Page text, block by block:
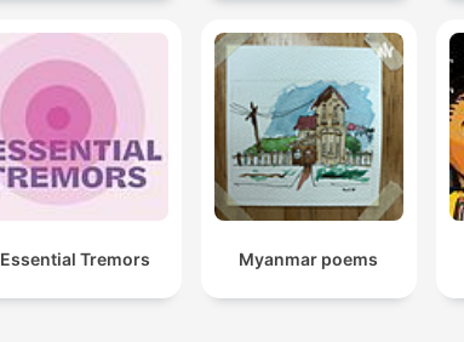
Essential Tremors Myanmar poems